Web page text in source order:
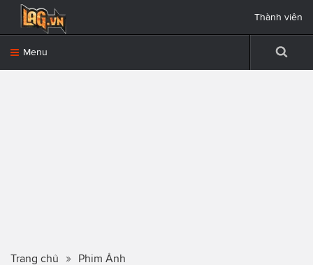
Menu
Thành viên
Trang chủ Phim Ảnh